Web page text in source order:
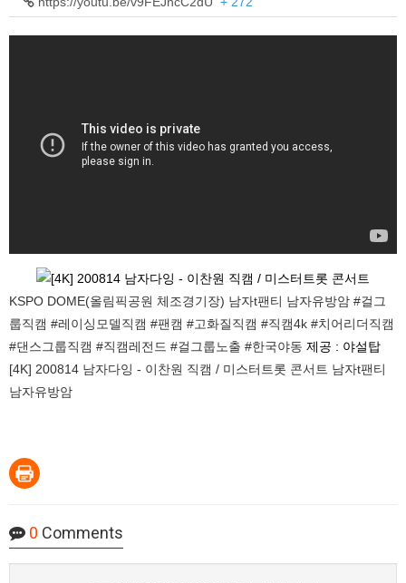
KSPO DOME(올림픽공원 체조경기장) 남자t팬티 남자유방암 #걸그
룹직캠 #레이싱모델직캠 #팬캠 #고화질직캠 #직캠4k #치어리더직캠
#댄스그룹직캠 #직캠레전드 #걸그룹노출 #한국야동 제공 : 야설탑
[4K] 200814 남자다잉 - 이찬원 직캠 / 미스터트롯 콘서트 남자t팬티
남자유방암
0 Comments